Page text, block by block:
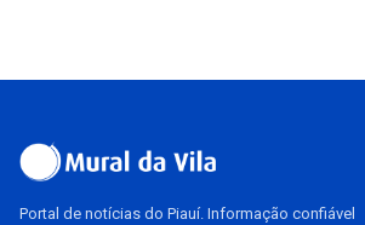
Portal de notícias do Piauí. Informação confiável